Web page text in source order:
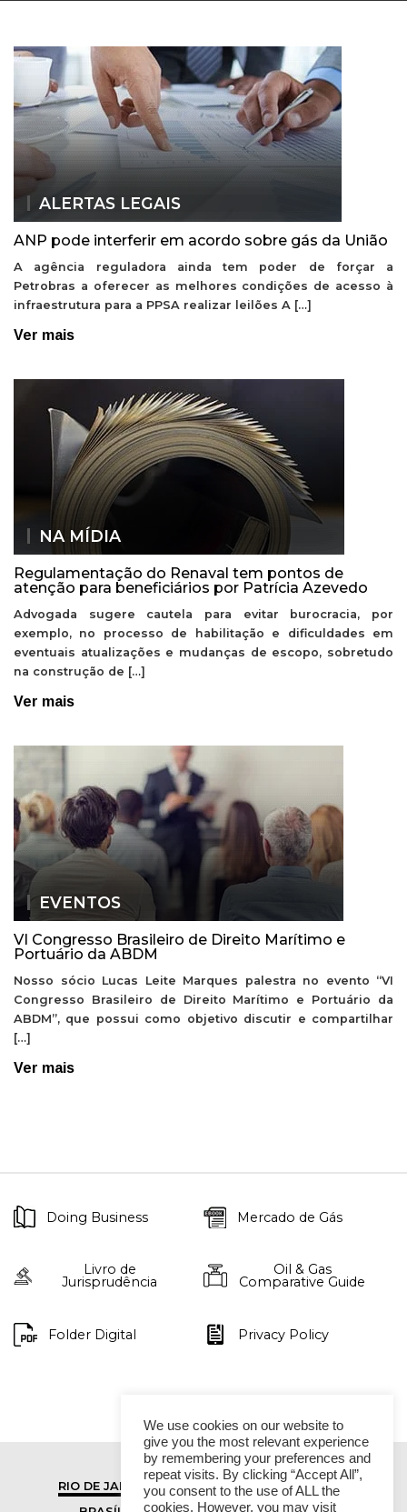
ALERTAS LEGAIS
ANP pode interferir em acordo sobre gás da União
A agência reguladora ainda tem poder de forçar a
Petrobras a oferecer as melhores condições de acesso à
infraestrutura para a PPSA realizar leilões A […]
Ver mais
NA MÍDIA
Regulamentação do Renaval tem pontos de
atenção para beneficiários por Patrícia Azevedo
Advogada sugere cautela para evitar burocracia, por
exemplo, no processo de habilitação e dificuldades em
eventuais atualizações e mudanças de escopo, sobretudo
na construção de […]
Ver mais
EVENTOS
VI Congresso Brasileiro de Direito Marítimo e
Portuário da ABDM
Nosso sócio Lucas Leite Marques palestra no evento “VI
Congresso Brasileiro de Direito Marítimo e Portuário da
ABDM”, que possui como objetivo discutir e compartilhar
[…]
Ver mais
Doing Business Mercado de Gás
Livro de
Jurisprudência
Oil & Gas
Comparative Guide
Folder Digital Privacy Policy
RIO DE JANEIRO
SÃO PAULO
We use cookies on our website to
give you the most relevant experience
by remembering your preferences and
repeat visits. By clicking “Accept All”,
you consent to the use of ALL the
cookies. However, you may visit